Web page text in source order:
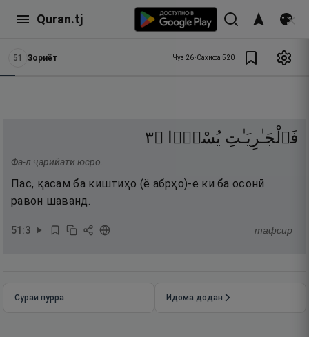
Quran.tj
51 Зориёт Ҷуз 26•Саҳифа 520
فَٱلْجَـٰرِيَـٰتِ يُسْرًۭا ۝٣
Фа-л ҷарийати юсро.
Пас, қасам ба киштиҳо (ё абрҳо)-е ки ба осонӣ
равон шаванд.
51:3 тафсир
Сураи пурра Идома додан